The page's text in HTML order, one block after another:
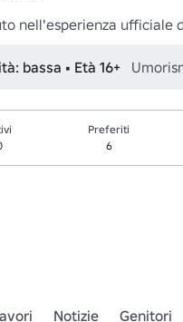
nell'esperienza ufficiale
bassa • Età 16+
Preferiti
6
Notizie Genitori